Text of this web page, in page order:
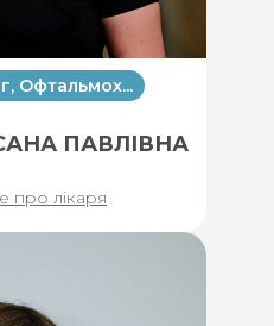
Офтальмох...
ПАВЛІВНА
про лікаря